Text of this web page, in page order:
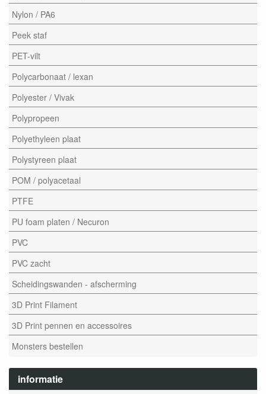
Nylon / PA6
Peek staf
PET-vilt
Polycarbonaat / lexan
Polyester / Vivak
Polypropeen
Polyethyleen plaat
Polystyreen plaat
POM / polyacetaal
PTFE
PU foam platen / Necuron
PVC
PVC zacht
Scheidingswanden - afscherming
3D Print Filament
3D Print pennen en accessoires
Monsters bestellen
informatie